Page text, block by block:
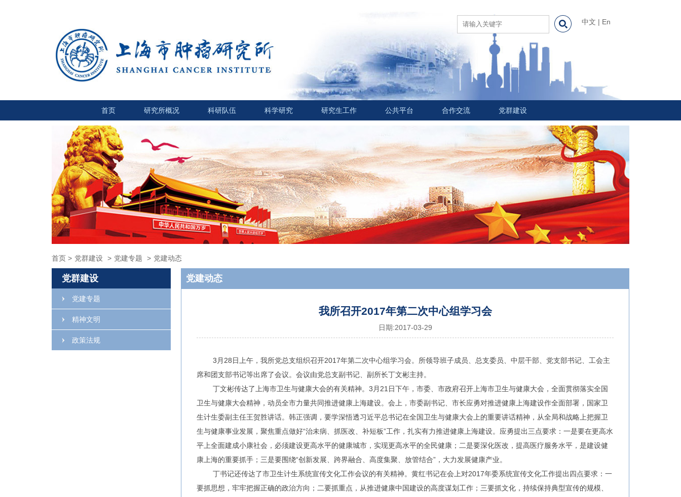
中文 | En
首页 研究所概况 科研队伍 科学研究 研究生工作 公共平台 合作交流 党群建设
首页 > 党群建设 > 党建专题 > 党建动态
党群建设
党建专题
精神文明
政策法规
党建动态
我所召开2017年第二次中心组学习会
日期:2017-03-29
3 月28日上午，我所党总支组织召开2017年第二次中心组学习会。所领导班子成员、总支委员、中层干部、党支部书记、工会主
席和团支部书记等出席了会议。会议由党总支副书记、副所长丁文彬主持。
丁文彬传达了上海市卫生与健康大会的有关精神。3月21日下午，市委、市政府召开上海市卫生与健康大会，全面贯彻落实全国
卫生与健康大会精神，动员全市力量共同推进健康上海建设。会上，市委副书记、市长应勇对推进健康上海建设作全面部署，国家卫
生计生委副主任王贺胜讲话。韩正强调，要学深悟透习近平总书记在全国卫生与健康大会上的重要讲话精神，从全局和战略上把握卫
生与健康事业发展，聚焦重点做好“治未病、抓医改、补短板”工作，扎实有力推进健康上海建设。应勇提出三点要求：一是要在更高水
平上全面建成小康社会，必须建设更高水平的健康城市，实现更高水平的全民健康；二是要深化医改，提高医疗服务水平，是建设健
康上海的重要抓手；三是要围绕“创新发展、跨界融合、高度集聚、放管结合”，大力发展健康产业。
丁书记还传达了市卫生计生系统宣传文化工作会议的有关精神。黄红书记在会上对2017年委系统宣传文化工作提出四点要求：一
要抓思想，牢牢把握正确的政治方向；二要抓重点，从推进健康中国建设的高度谋划工作；三要抓文化，持续保持典型宣传的规模、